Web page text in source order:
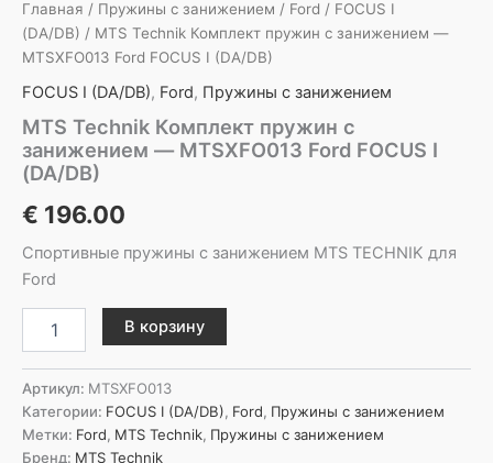
Главная / Пружины с занижением / Ford / FOCUS I
(DA/DB) / MTS Technik Комплект пружин с занижением —
MTSXFO013 Ford FOCUS I (DA/DB)
FOCUS I (DA/DB), Ford, Пружины с занижением
MTS Technik Комплект пружин с
занижением — MTSXFO013 Ford FOCUS I
(DA/DB)
€ 196.00
Спортивные пружины с занижением MTS TECHNIK для
Ford
товара
Technik
Комплект
пружин
с
В корзину
Артикул: MTSXFO013
Категории: FOCUS I (DA/DB), Ford, Пружины с занижением
Метки: Ford, MTS Technik, Пружины с занижением
Бренд: MTS Technik